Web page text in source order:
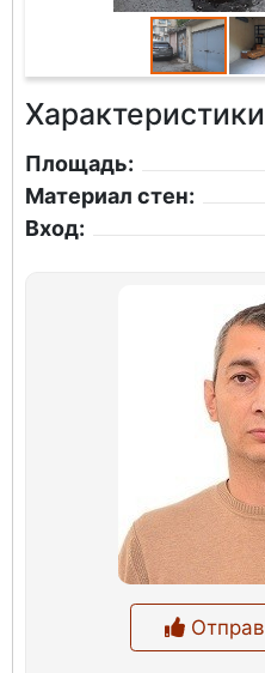
Площадь:
Материал стен:
Вход: